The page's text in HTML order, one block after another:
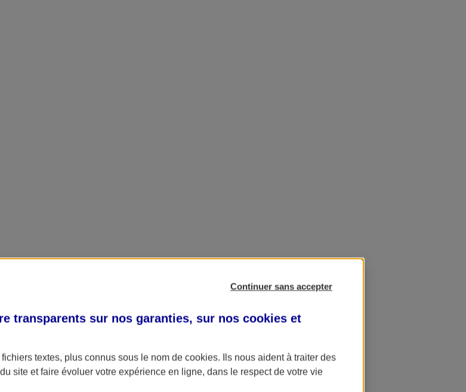
Continuer sans accepter
transparents sur nos garanties, sur nos cookies et
textes, plus connus sous le nom de cookies. Ils nous aident à traiter des
site et faire évoluer votre expérience en ligne, dans le respect de votre vie